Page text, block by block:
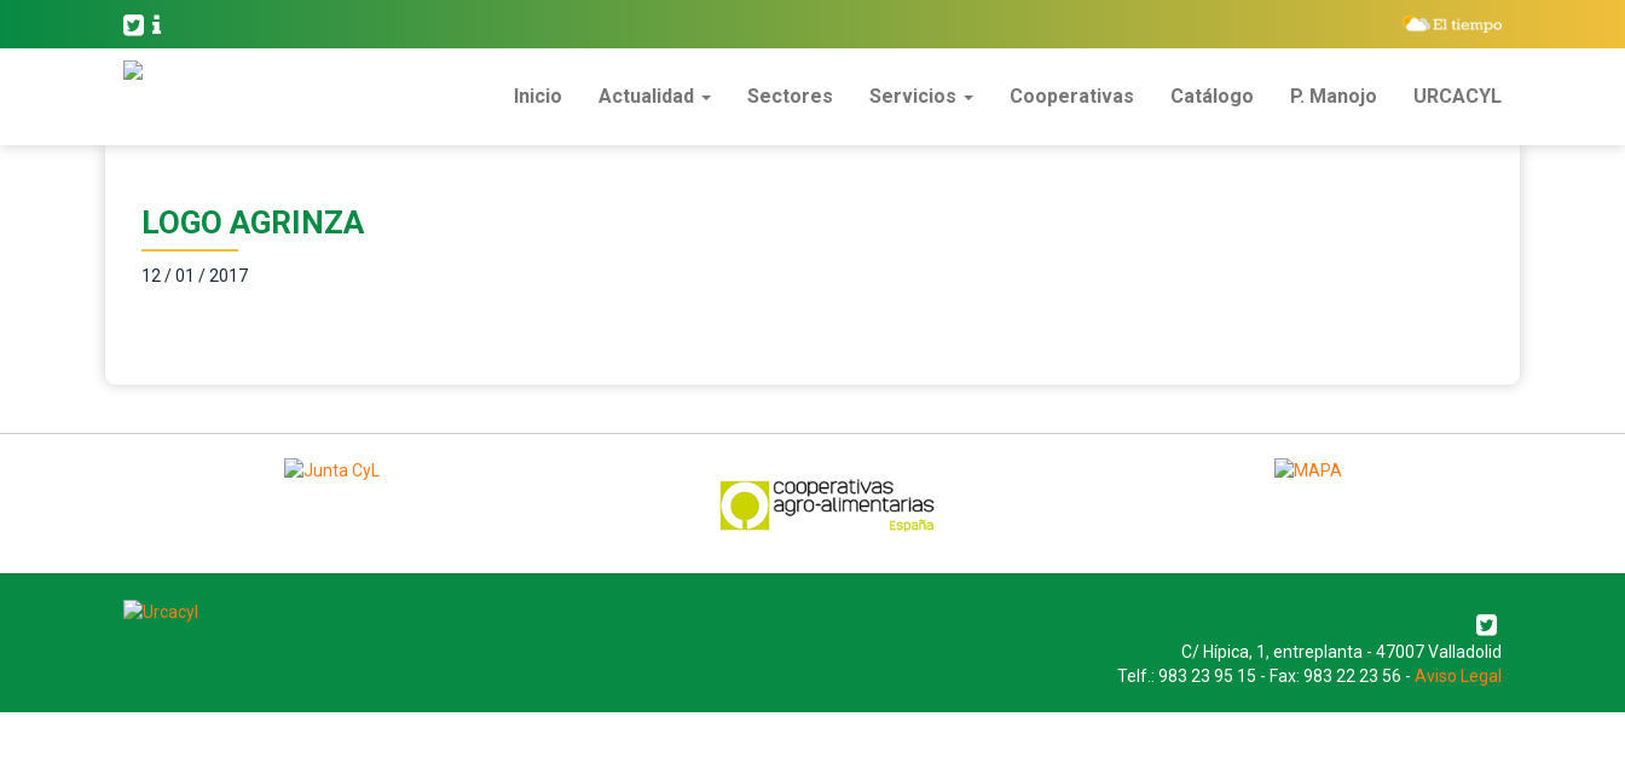
Inicio Actualidad Sectores Servicios Cooperativas Catálogo P. Manojo URCACYL
LOGO AGRINZA
12 / 01 / 2017
C/ Hípica, 1, entreplanta - 47007 Valladolid
Telf.: 983 23 95 15 - Fax: 983 22 23 56 - Aviso Legal